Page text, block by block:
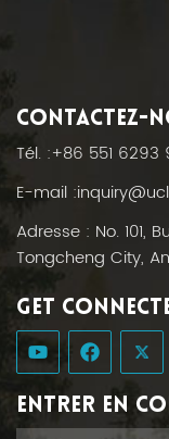
CONTACTEZ-
Tél. :+86 551 6293
E-mail :
Adresse : No. 101,
Tongcheng City,
GET
ENTRER EN